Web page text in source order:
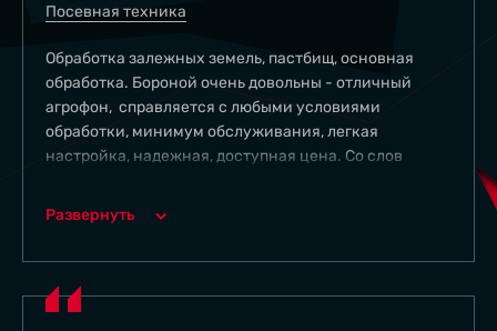
Посевная техника
Обработка залежных земель, пастбищ, основная
обработка. Бороной очень довольны - отличный
агрофон, справляется с любыми условиями
обработки, минимум обслуживания, легкая
настройка, надежная, доступная цена. Со слов
последние 5 лет", "борона просто бомба".
Развернуть